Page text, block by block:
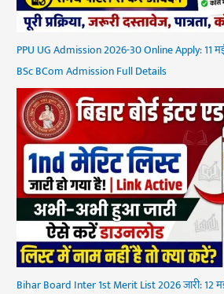
PPU UG Admission 2026-30 Online Apply: 11
BSc BCom Admission Full Details
Bihar Board Inter 1st Merit List 2026 जारी: 12